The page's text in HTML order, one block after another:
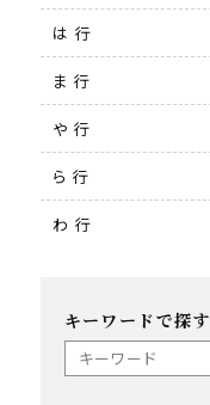
は 行
ま 行
や 行
ら 行
わ 行
キーワードで探す